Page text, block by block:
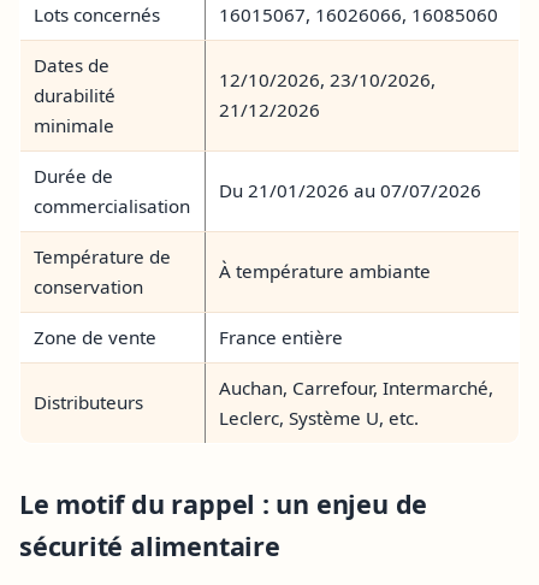
Lots concernés 16015067, 16026066, 16085060
Dates de
durabilité
minimale
12/10/2026, 23/10/2026,
21/12/2026
Durée de
commercialisation
Du 21/01/2026 au 07/07/2026
Température de
conservation
À température ambiante
Zone de vente France entière
Distributeurs
Auchan, Carrefour, Intermarché,
Leclerc, Système U, etc.
Le motif du rappel : un enjeu de
sécurité alimentaire